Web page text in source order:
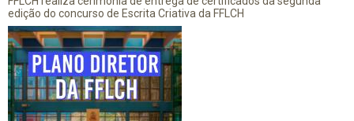
edição do concurso de Escrita Criativa da FFLCH